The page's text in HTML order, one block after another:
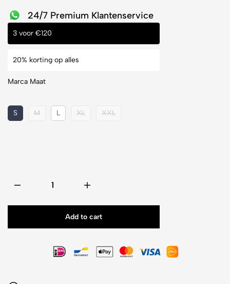
24/7 Premium Klantenservice
3 voor €120
20% korting op alles
Marca Maat
S M L XL XXL
Add to cart